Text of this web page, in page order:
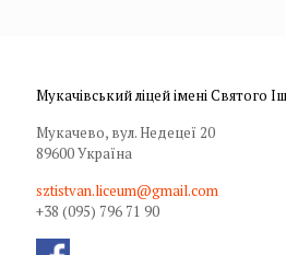
Мукачівський ліцей імені Святого
Мукачево, вул. Недецеї 20
89600 Україна
sztistvan.liceum@gmail.com
+38 (095) 796 71 90